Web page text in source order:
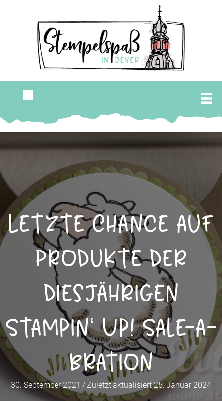
Letzte Chance auf
Produkte der
diesjährigen
Stampin‘ Up! Sale-a-
bration
30. September 2021 / Zuletzt aktualisiert 25. Januar 2024